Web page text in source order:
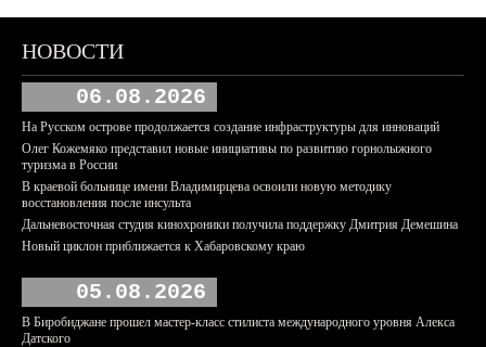
НОВОСТИ
06.08.2026
На Русском острове продолжается создание инфраструктуры для инноваций
Олег Кожемяко представил новые инициативы по развитию горнолыжного
туризма в России
В краевой больнице имени Владимирцева освоили новую методику
восстановления после инсульта
Дальневосточная студия кинохроники получила поддержку Дмитрия Демешина
Новый циклон приближается к Хабаровскому краю
05.08.2026
В Биробиджане прошел мастер-класс стилиста международного уровня Алекса
Датского